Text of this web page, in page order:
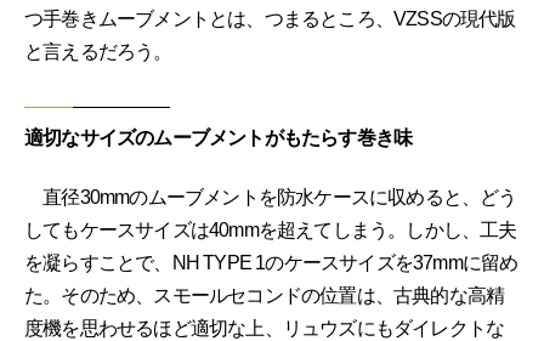
つ手巻きムーブメントとは、つまるところ、VZSSの現代版
と言えるだろう。
適切なサイズのムーブメントがもたらす巻き味
直径30mmのムーブメントを防水ケースに収めると、どう
してもケースサイズは40mmを超えてしまう。しかし、工夫
を凝らすことで、NH TYPE 1のケースサイズを37mmに留め
た。そのため、スモールセコンドの位置は、古典的な高精
度機を思わせるほど適切な上、リュウズにもダイレクトな